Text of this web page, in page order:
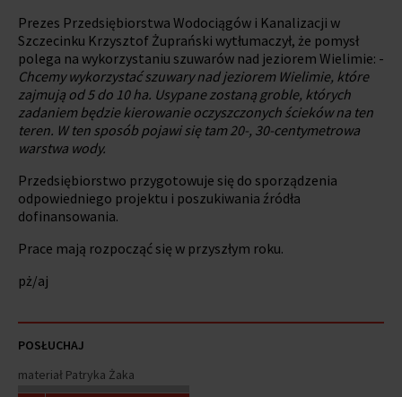
Prezes Przedsiębiorstwa Wodociągów i Kanalizacji w
Szczecinku Krzysztof Żuprański wytłumaczył, że pomysł
polega na wykorzystaniu szuwarów nad jeziorem Wielimie: -
Chcemy wykorzystać szuwary nad jeziorem Wielimie, które
zajmują od 5 do 10 ha. Usypane zostaną groble, których
zadaniem będzie kierowanie oczyszczonych ścieków na ten
teren. W ten sposób pojawi się tam 20-, 30-centymetrowa
warstwa wody.
Przedsiębiorstwo przygotowuje się do sporządzenia
odpowiedniego projektu i poszukiwania źródła
dofinansowania.
Prace mają rozpocząć się w przyszłym roku.
pż/aj
POSŁUCHAJ
materiał Patryka Żaka